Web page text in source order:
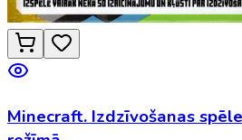
Minecraft. Izdzīvošanas